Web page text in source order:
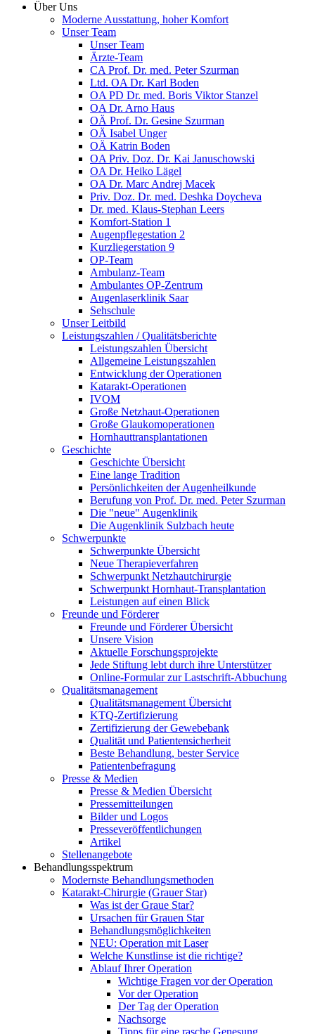
Über Uns
Moderne Ausstattung, hoher Komfort
Unser Team
Unser Team
Ärzte-Team
CA Prof. Dr. med. Peter Szurman
Ltd. OA Dr. Karl Boden
OA PD Dr. med. Boris Viktor Stanzel
OA Dr. Arno Haus
OÄ Prof. Dr. Gesine Szurman
OÄ Isabel Unger
OÄ Katrin Boden
OA Priv. Doz. Dr. Kai Januschowski
OA Dr. Heiko Lägel
OA Dr. Marc Andrej Macek
Priv. Doz. Dr. med. Deshka Doycheva
Dr. med. Klaus-Stephan Leers
Komfort-Station 1
Augenpflegestation 2
Kurzliegerstation 9
OP-Team
Ambulanz-Team
Ambulantes OP-Zentrum
Augenlaserklinik Saar
Sehschule
Unser Leitbild
Leistungszahlen / Qualitätsberichte
Leistungszahlen Übersicht
Allgemeine Leistungszahlen
Entwicklung der Operationen
Katarakt-Operationen
IVOM
Große Netzhaut-Operationen
Große Glaukomoperationen
Hornhauttransplantationen
Geschichte
Geschichte Übersicht
Eine lange Tradition
Persönlichkeiten der Augenheilkunde
Berufung von Prof. Dr. med. Peter Szurman
Die "neue" Augenklinik
Die Augenklinik Sulzbach heute
Schwerpunkte
Schwerpunkte Übersicht
Neue Therapieverfahren
Schwerpunkt Netzhautchirurgie
Schwerpunkt Hornhaut-Transplantation
Leistungen auf einen Blick
Freunde und Förderer
Freunde und Förderer Übersicht
Unsere Vision
Aktuelle Forschungsprojekte
Jede Stiftung lebt durch ihre Unterstützer
Online-Formular zur Lastschrift-Abbuchung
Qualitätsmanagement
Qualitätsmanagement Übersicht
KTQ-Zertifizierung
Zertifizierung der Gewebebank
Qualität und Patientensicherheit
Beste Behandlung, bester Service
Patientenbefragung
Presse & Medien
Presse & Medien Übersicht
Pressemitteilungen
Bilder und Logos
Presseveröffentlichungen
Artikel
Stellenangebote
Behandlungsspektrum
Modernste Behandlungsmethoden
Katarakt-Chirurgie (Grauer Star)
Was ist der Graue Star?
Ursachen für Grauen Star
Behandlungsmöglichkeiten
NEU: Operation mit Laser
Welche Kunstlinse ist die richtige?
Ablauf Ihrer Operation
Wichtige Fragen vor der Operation
Vor der Operation
Der Tag der Operation
Nachsorge